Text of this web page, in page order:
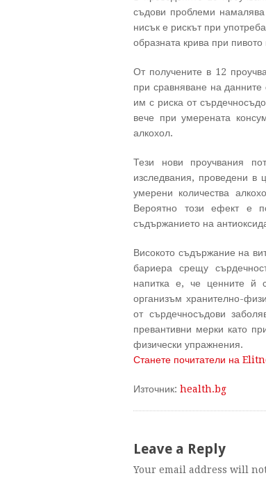
съдови проблеми
нисък е рискът при
образната крива при
От получените в 12
при сравняване на
им с риска от
вече при умерената
алкохол.
Тези нови проучвания
изследвания, проведени в
умерени количества
Вероятно този ефект е
съдържанието на
Високото съдържание на
бариера срещу
напитка е, че ценните й
организъм хранително-
от сърдечносъдови
превантивни мерки като
физически упражнения.
Станете почитатели на
Източник: health.bg
Leave a Reply
Your email address will